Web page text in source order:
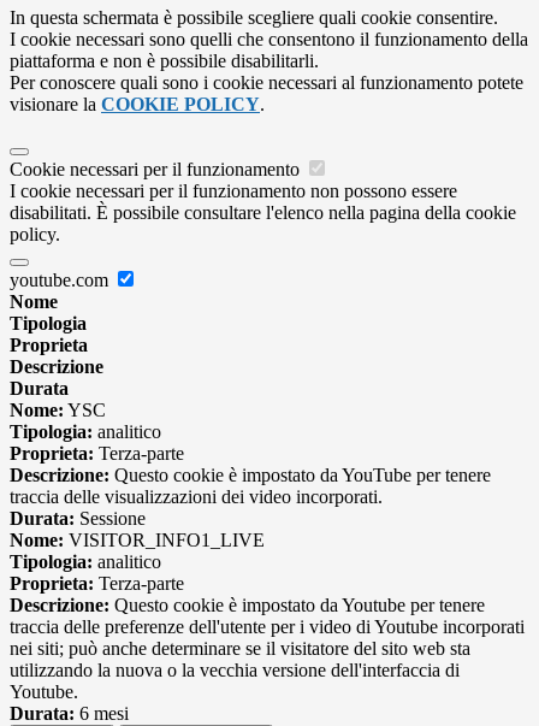
In questa schermata è possibile scegliere quali cookie consentire.
I cookie necessari sono quelli che consentono il funzionamento della
piattaforma e non è possibile disabilitarli.
Per conoscere quali sono i cookie necessari al funzionamento potete
visionare la COOKIE POLICY.
Cookie necessari per il funzionamento
I cookie necessari per il funzionamento non possono essere
disabilitati. È possibile consultare l'elenco nella pagina della cookie
policy.
youtube.com
Nome
Tipologia
Proprieta
Descrizione
Durata
Nome: YSC
Tipologia: analitico
Proprieta: Terza-parte
Descrizione: Questo cookie è impostato da YouTube per tenere
traccia delle visualizzazioni dei video incorporati.
Durata: Sessione
Nome: VISITOR_INFO1_LIVE
Tipologia: analitico
Proprieta: Terza-parte
Descrizione: Questo cookie è impostato da Youtube per tenere
traccia delle preferenze dell'utente per i video di Youtube incorporati
nei siti; può anche determinare se il visitatore del sito web sta
utilizzando la nuova o la vecchia versione dell'interfaccia di
Youtube.
Durata: 6 mesi